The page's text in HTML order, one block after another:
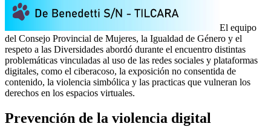
El equipo
del Consejo Provincial de Mujeres, la Igualdad de Género y el
respeto a las Diversidades abordó durante el encuentro distintas
problemáticas vinculadas al uso de las redes sociales y plataformas
digitales, como el ciberacoso, la exposición no consentida de
contenido, la violencia simbólica y las practicas que vulneran los
derechos en los espacios virtuales.
Prevención de la violencia digital